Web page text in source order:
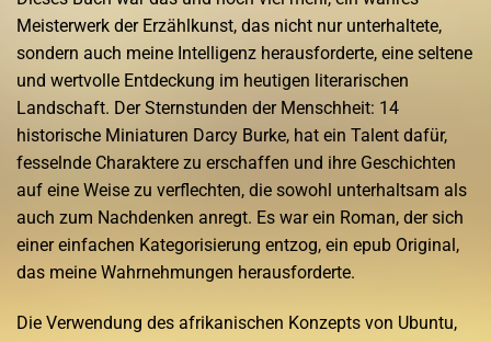
Meisterwerk der Erzählkunst, das nicht nur unterhaltete,
sondern auch meine Intelligenz herausforderte, eine seltene
und wertvolle Entdeckung im heutigen literarischen
Landschaft. Der Sternstunden der Menschheit: 14
historische Miniaturen Darcy Burke, hat ein Talent dafür,
fesselnde Charaktere zu erschaffen und ihre Geschichten
auf eine Weise zu verflechten, die sowohl unterhaltsam als
auch zum Nachdenken anregt. Es war ein Roman, der sich
einer einfachen Kategorisierung entzog, ein epub Original,
das meine Wahrnehmungen herausforderte.
Die Verwendung des afrikanischen Konzepts von Ubuntu,